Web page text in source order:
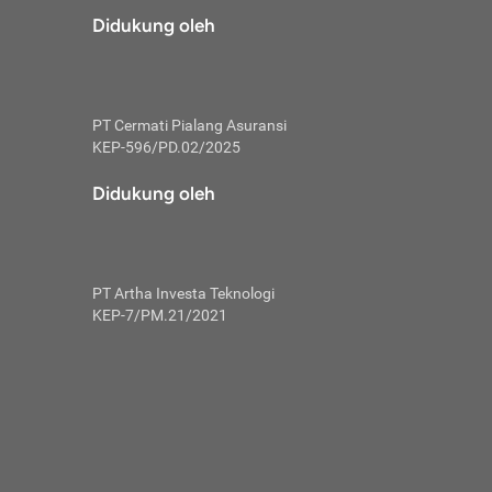
tidak
skor
Mulai
kembali ideal.
utang
Didukung oleh
PT Cermati Pialang Asuransi
KEP-596/PD.02/2025
Didukung oleh
PT Artha Investa Teknologi
KEP-7/PM.21/2021